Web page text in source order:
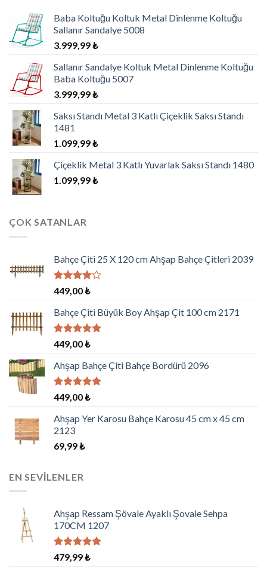
Baba Koltuğu Koltuk Metal Dinlenme Koltuğu
Sallanır Sandalye 5008
3.999,99₺
Sallanır Sandalye Koltuk Metal Dinlenme Koltuğu
Baba Koltuğu 5007
3.999,99₺
Saksı Standı Metal 3 Katlı Çiçeklik Saksı Standı
1481
1.099,99₺
Çiçeklik Metal 3 Katlı Yuvarlak Saksı Standı 1480
1.099,99₺
ÇOK SATANLAR
Bahçe Çiti 25 X 120 cm Ahşap Bahçe Çitleri 2039
5
üzerinden
4.00
oy
aldı
449,00₺
Bahçe Çiti Büyük Boy Ahşap Çit 100 cm 2171
5 üzerinden
5.00oy
aldı
449,00₺
Ahşap Bahçe Çiti Bahçe Bordürü 2096
5 üzerinden
5.00oy
aldı
449,00₺
Ahşap Yer Karosu Bahçe Karosu 45 cm x 45 cm
2123
69,99₺
EN SEVILENLER
Ahşap Ressam Şövale Ayaklı Şovale Sehpa
170CM 1207
5 üzerinden
5.00oy
479,99₺